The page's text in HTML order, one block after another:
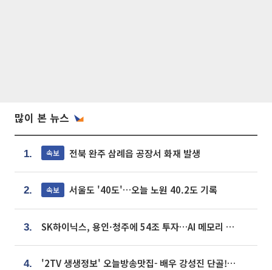
많이 본 뉴스
1. 속보 전북 완주 삼례읍 공장서 화재 발생
2. 속보 서울도 '40도'…오늘 노원 40.2도 기록
3. SK하이닉스, 용인·청주에 54조 투자…AI 메모리 생산기지 키운다
4. '2TV 생생정보' 오늘방송맛집- 배우 강성진 단골! 쌀국수ㆍ푸팟퐁 커리 맛집 '블○○○'